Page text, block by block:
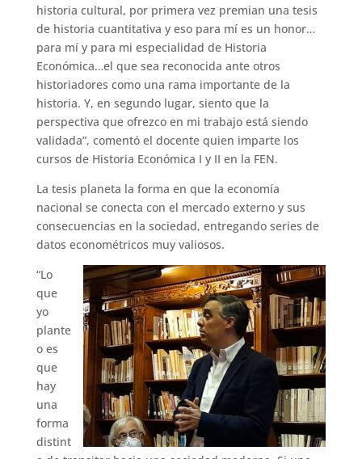
historia cultural, por primera vez premian una tesis
de historia cuantitativa y eso para mí es un honor…
para mí y para mi especialidad de Historia
Económica…el que sea reconocida ante otros
historiadores como una rama importante de la
historia. Y, en segundo lugar, siento que la
perspectiva que ofrezco en mi trabajo está siendo
validada”, comentó el docente quien imparte los
cursos de Historia Económica I y II en la FEN.
La tesis planeta la forma en que la economía
nacional se conecta con el mercado externo y sus
consecuencias en la sociedad, entregando series de
datos econométricos muy valiosos.
“Lo
que
yo
plante
o es
que
hay
una
forma
distint